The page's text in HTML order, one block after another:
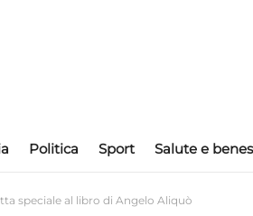
Politica Sport Salute e
speciale al libro di Angelo Aliquò